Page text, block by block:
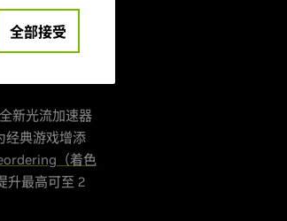
RTX 版
致光线追踪模
，也代表了开
新光流加速器
经典游戏增添
（着色
升最高可至 2
全部接受